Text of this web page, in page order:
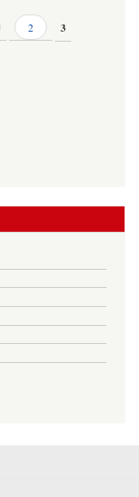
2 3